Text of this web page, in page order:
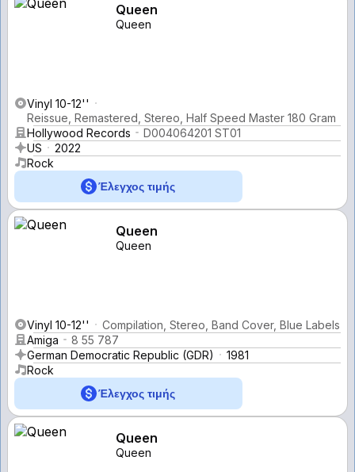
Queen
Queen
Vinyl 10-12''
Reissue, Remastered, Stereo, Half Speed Master 180 Gram
Hollywood Records
D004064201 ST01
US
2022
Rock
Έλεγχος τιμής
Queen
Queen
Vinyl 10-12''
Compilation, Stereo, Band Cover, Blue Labels
Amiga
8 55 787
German Democratic Republic (GDR)
1981
Rock
Έλεγχος τιμής
Queen
Queen